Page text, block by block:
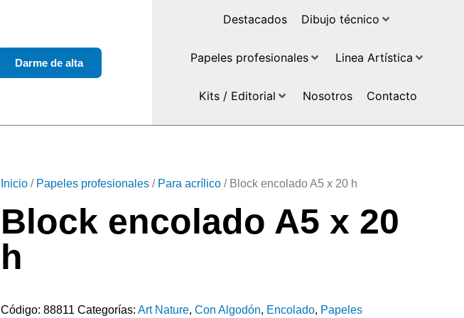
Darme de alta
Destacados Dibujo técnico
Papeles profesionales Linea Artística
Kits / Editorial Nosotros Contacto
Inicio / Papeles profesionales / Para acrílico / Block encolado A5 x 20 h
Block encolado A5 x 20
h
Código: 88811 Categorías: Art Nature, Con Algodón, Encolado, Papeles